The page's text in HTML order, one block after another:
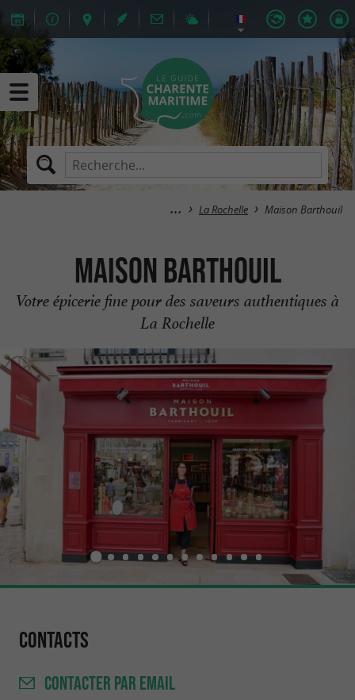
La Rochelle Maison Barthouil
Maison Barthouil
Votre épicerie fine pour des saveurs authentiques à
La Rochelle
Contacts
CONTACTER PAR EMAIL